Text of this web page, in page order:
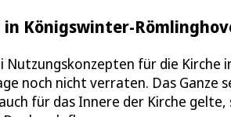
in Königswinter-
Nutzungskonzepten für die
noch nicht verraten. Das Ganze
für das Innere der Kirche